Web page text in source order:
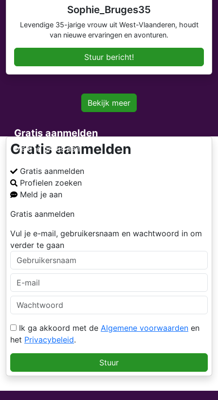
Sophie_Bruges35
Levendige 35-jarige vrouw uit West-Vlaanderen, houdt
van nieuwe ervaringen en avonturen.
Stuur bericht!
Bekijk meer
Gratis aanmelden
Meld je gratis aan
Gratis aanmelden
Gratis aanmelden
Profielen zoeken
Meld je aan
Gratis aanmelden
Vul je e-mail, gebruikersnaam en wachtwoord in om
verder te gaan
Ik ga akkoord met de Algemene voorwaarden en
het Privacybeleid.
Stuur